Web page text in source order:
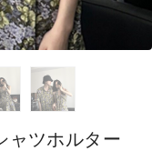
ャツホルター